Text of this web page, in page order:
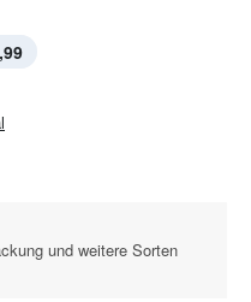
und weitere Sorten